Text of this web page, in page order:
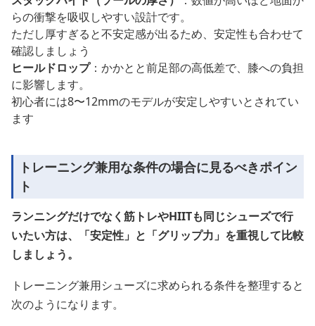
らの衝撃を吸収しやすい設計です。
ただし厚すぎると不安定感が出るため、安定性も合わせて
確認しましょう
ヒールドロップ：かかとと前足部の高低差で、膝への負担
に影響します。
初心者には8〜12mmのモデルが安定しやすいとされてい
ます
トレーニング兼用な条件の場合に見るべきポイン
ト
ランニングだけでなく筋トレやHIITも同じシューズで行
いたい方は、「安定性」と「グリップ力」を重視して比較
しましょう。
トレーニング兼用シューズに求められる条件を整理すると
次のようになります。